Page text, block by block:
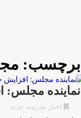
برچسب:
نماینده
اخبار مدرسه جدید